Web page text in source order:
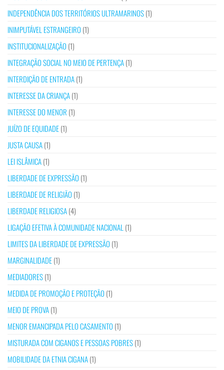
INDEPENDÊNCIA DOS TERRITÓRIOS ULTRAMARINOS(1)
INIMPUTÁVEL ESTRANGEIRO (1)
INSTITUCIONALIZAÇÃO (1)
INTEGRAÇÃO SOCIAL NO MEIO DE PERTENÇA(1)
INTERDIÇÃO DE ENTRADA(1)
INTERESSE DA CRIANÇA(1)
INTERESSE DO MENOR (1)
JUÍZO DE EQUIDADE(1)
JUSTA CAUSA(1)
LEI ISLÂMICA(1)
LIBERDADE DE EXPRESSÃO (1)
LIBERDADE DE RELIGIÃO (1)
LIBERDADE RELIGIOSA(4)
LIGAÇÃO EFETIVA À COMUNIDADE NACIONAL (1)
LIMITES DA LIBERDADE DE EXPRESSÃO (1)
MARGINALIDADE(1)
MEDIADORES(1)
MEDIDA DE PROMOÇÃO E PROTEÇÃO (1)
MEIO DE PROVA(1)
MENOR EMANCIPADA PELO CASAMENTO (1)
MISTURADA COM CIGANOS E PESSOAS POBRES(1)
MOBILIDADE DA ETNIA CIGANA(1)